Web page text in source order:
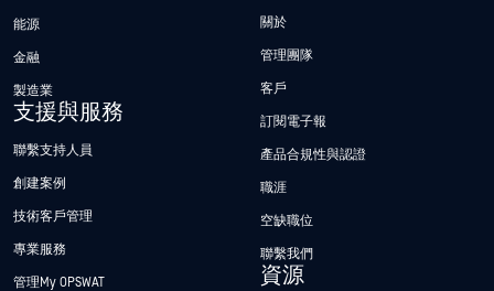
能源
金融
製造業
支援與服務
聯繫支持人員
創建案例
技術客戶管理
專業服務
管理My OPSWAT
關於
管理團隊
客戶
訂閱電子報
產品合規性與認證
職涯
空缺職位
聯繫我們
資源